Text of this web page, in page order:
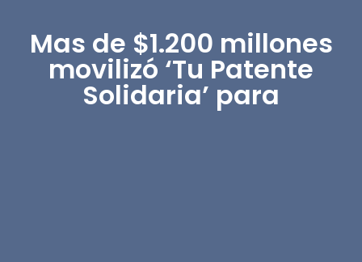
Mas de $1.200 millones
movilizó ‘Tu Patente
Solidaria’ para